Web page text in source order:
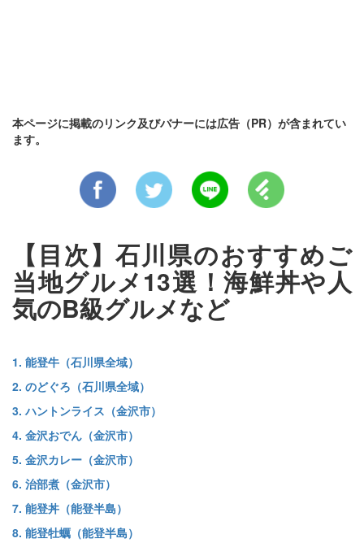
本ページに掲載のリンク及びバナーには広告（PR）が含まれてい
ます。
【目次】石川県のおすすめご
当地グルメ13選！海鮮丼や人
気のB級グルメなど
1. 能登牛（石川県全域）
2. のどぐろ（石川県全域）
3. ハントンライス（金沢市）
4. 金沢おでん（金沢市）
5. 金沢カレー（金沢市）
6. 治部煮（金沢市）
7. 能登丼（能登半島）
8. 能登牡蠣（能登半島）